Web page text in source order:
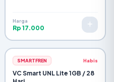
Harga
Rp 17.000
SMARTFREN Habis
VC Smart UNL Lite 1GB / 28